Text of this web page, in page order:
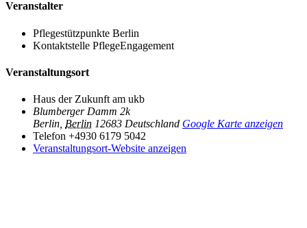
Veranstalter
Pflegestützpunkte Berlin
Kontaktstelle PflegeEngagement
Veranstaltungsort
Haus der Zukunft am ukb
Blumberger Damm 2k
Berlin Berlin 12683 Deutschland Google Karte anzeigen
Telefon +4930 6179 5042
Veranstaltungsort-Website anzeigen